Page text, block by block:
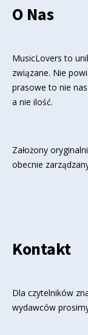
O Nas
MusicLovers to
związane. Nie
prasowe to nie
a nie ilość.
Założony
obecnie
Kontakt
Dla czytelników
wydawców